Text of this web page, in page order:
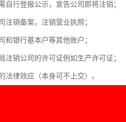
自行登报公示，宣告公司即将注销；
注销备案，注销营业执照；
和银行基本户等其他账户；
注销公司的许可证例如生产许可证；
法律效应（本身可不上交）。